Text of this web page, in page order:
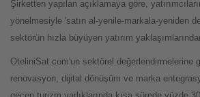
Şirketten yapılan açıklamaya göre,
yönelmesiyle 'satın al-yenile-markala-yeniden
sektörün hızla büyüyen yatırım
OteliniSat.com'un sektörel değerlendirmelerine
renovasyon, dijital dönüşüm ve marka